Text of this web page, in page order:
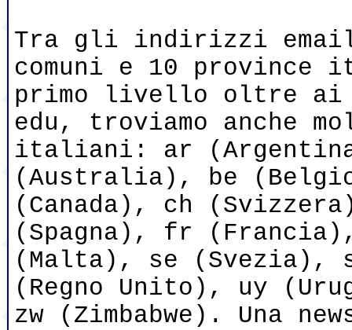
Tra gli indirizzi email
comuni e 10 province
primo livello oltre ai
edu, troviamo anche
italiani: ar
(Australia), be
(Canada), ch
(Spagna), fr
(Malta), se (Svezia),
(Regno Unito), uy
zw (Zimbabwe). Una